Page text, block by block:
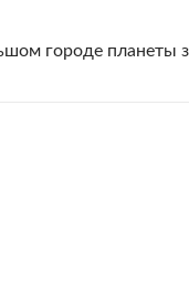
городе планеты